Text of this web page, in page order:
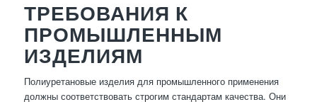
ТРЕБОВАНИЯ К
ПРОМЫШЛЕННЫМ
ИЗДЕЛИЯМ
Полиуретановые изделия для промышленного применения
должны соответствовать строгим стандартам качества. Они